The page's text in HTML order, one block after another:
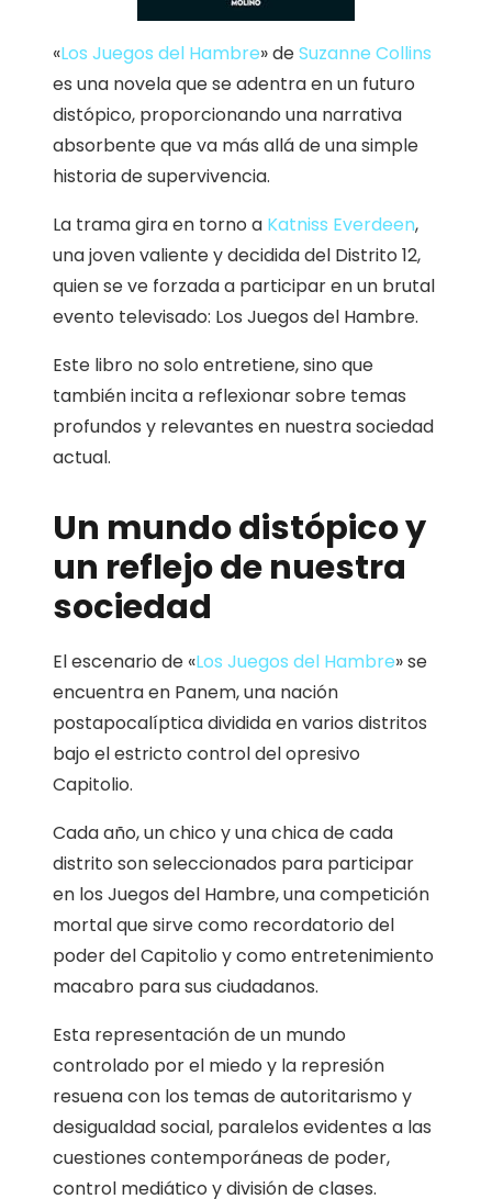
«Los Juegos del Hambre» deSuzanne Collins
es una novela que se adentra en un futuro
distópico, proporcionando una narrativa
absorbente que va más allá de una simple
historia de supervivencia.
La trama gira en torno a Katniss Everdeen,
una joven valiente y decidida del Distrito 12,
quien se ve forzada a participar en un brutal
evento televisado: Los Juegos del Hambre.
Este libro no solo entretiene, sino que
también incita a reflexionar sobre temas
profundos y relevantes en nuestra sociedad
actual.
Un mundo distópico y
un reflejo de nuestra
sociedad
El escenario de «Los Juegos del Hambre» se
encuentra en Panem, una nación
postapocalíptica dividida en varios distritos
bajo el estricto control del opresivo
Capitolio.
Cada año, un chico y una chica de cada
distrito son seleccionados para participar
en los Juegos del Hambre, una competición
mortal que sirve como recordatorio del
poder del Capitolio y como entretenimiento
macabro para sus ciudadanos.
Esta representación de un mundo
controlado por el miedo y la represión
resuena con los temas de autoritarismo y
desigualdad social, paralelos evidentes a las
cuestiones contemporáneas de poder,
control mediático y división de clases.